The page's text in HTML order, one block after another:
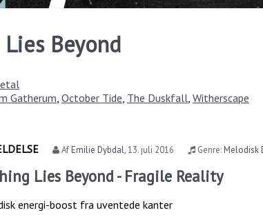
Beyond
Gatherum, October Tide, The Duskfall, Witherscape
AfEmilie Dybdal,13. juli 2016 Genre:Melodisk
Lies Beyond - Fragile Reality
energi-boost fra uventede kanter